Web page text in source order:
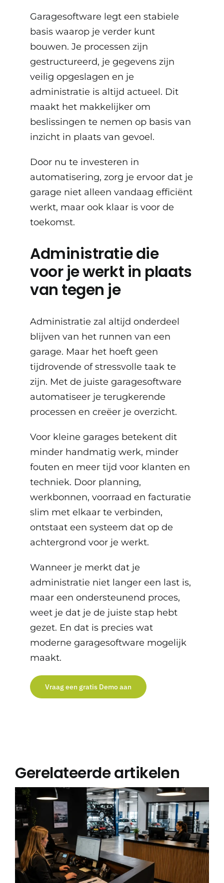
Garagesoftware legt een stabiele
basis waarop je verder kunt
bouwen. Je processen zijn
gestructureerd, je gegevens zijn
veilig opgeslagen en je
administratie is altijd actueel. Dit
maakt het makkelijker om
beslissingen te nemen op basis van
inzicht in plaats van gevoel.
Door nu te investeren in
automatisering, zorg je ervoor dat je
garage niet alleen vandaag efficiënt
werkt, maar ook klaar is voor de
toekomst.
Administratie die
voor je werkt in plaats
van tegen je
Administratie zal altijd onderdeel
blijven van het runnen van een
garage. Maar het hoeft geen
tijdrovende of stressvolle taak te
zijn. Met de juiste garagesoftware
automatiseer je terugkerende
processen en creëer je overzicht.
Voor kleine garages betekent dit
minder handmatig werk, minder
fouten en meer tijd voor klanten en
techniek. Door planning,
werkbonnen, voorraad en facturatie
slim met elkaar te verbinden,
ontstaat een systeem dat op de
achtergrond voor je werkt.
Wanneer je merkt dat je
administratie niet langer een last is,
maar een ondersteunend proces,
weet je dat je de juiste stap hebt
gezet. En dat is precies wat
moderne garagesoftware mogelijk
maakt.
Vraag een gratis Demo aan
Gerelateerde artikelen